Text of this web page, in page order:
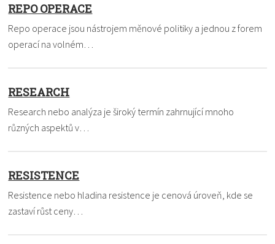
REPO OPERACE
Repo operace jsou nástrojem měnové politiky a jednou z forem
operací na volném…
RESEARCH
Research nebo analýza je široký termín zahrnující mnoho
různých aspektů v…
RESISTENCE
Resistence nebo hladina resistence je cenová úroveň, kde se
zastaví růst ceny…